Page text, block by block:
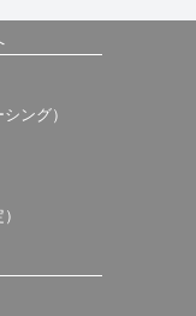
ング）